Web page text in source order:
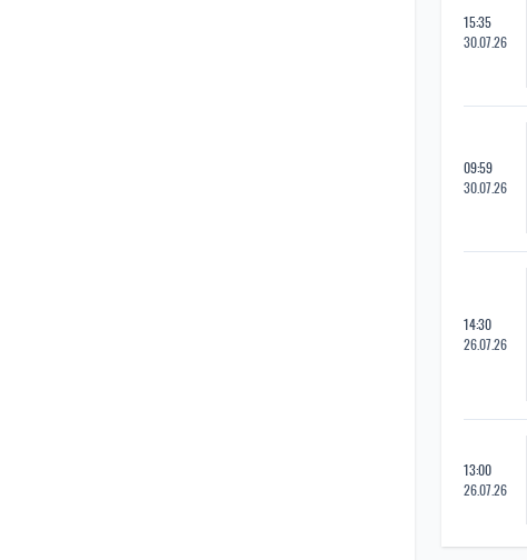
15:35
30.07.26
09:59
30.07.26
14:30
26.07.26
13:00
26.07.26